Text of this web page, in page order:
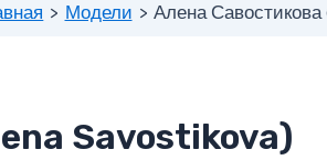
Модели Алена
Savostikova)